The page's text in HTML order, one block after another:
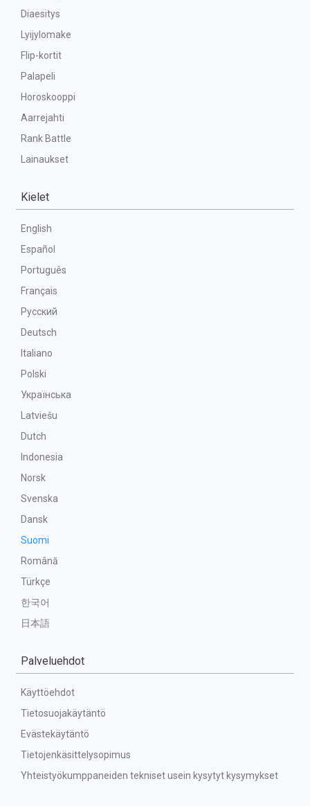
Diaesitys
Lyijylomake
Flip-kortit
Palapeli
Horoskooppi
Aarrejahti
Rank Battle
Lainaukset
Kielet
English
Español
Português
Français
Русский
Deutsch
Italiano
Polski
Українська
Latviešu
Dutch
Indonesia
Norsk
Svenska
Dansk
Suomi
Română
Türkçe
한국어
日本語
Palveluehdot
Käyttöehdot
Tietosuojakäytäntö
Evästekäytäntö
Tietojenkäsittelysopimus
Yhteistyökumppaneiden tekniset usein kysytyt kysymykset